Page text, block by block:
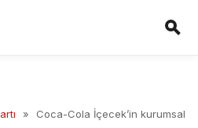
»
Coca-Cola İçecek’in kurumsal